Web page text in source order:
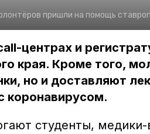
пришли на помощь
центрах и
края. Кроме того,
но и доставляют
коронавирусом.
студенты,